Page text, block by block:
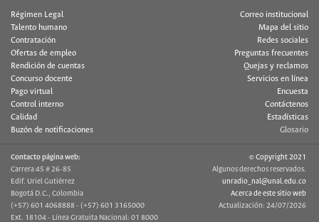
Régimen Legal
Talento humano
Contratación
Ofertas de empleo
Rendición de cuentas
Concurso docente
Pago virtual
Control interno
Calidad
Buzón de notificaciones
Correo institucional
Mapa del sitio
Redes sociales
Preguntas frecuentes
Quejas y reclamos
Servicios en línea
Encuesta
Contáctenos
Estadísticas
Glosario
Contacto página web:
Carrera 45 # 26-85
Edif. Uriel Gutiérrez
Bogotá D.C., Colombia
(+57) 601 4068888 - (+57) 601 3165000
Ext. 18104 - Línea Gratuita Nacional: 01 8000
© Copyright 2021
Algunos derechos reservados.
unradio_nal@unal.edu.co
Acerca de este sitio web
Actualización: 24/07/2026